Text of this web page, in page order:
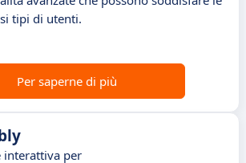
tipi di utenti.
Per saperne di più
interattiva per